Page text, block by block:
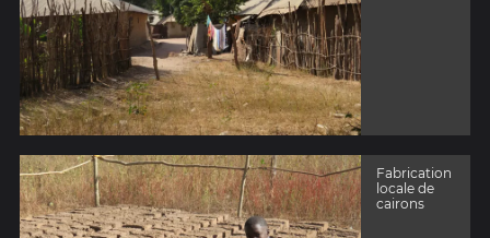
Fabrication
locale de
cairons